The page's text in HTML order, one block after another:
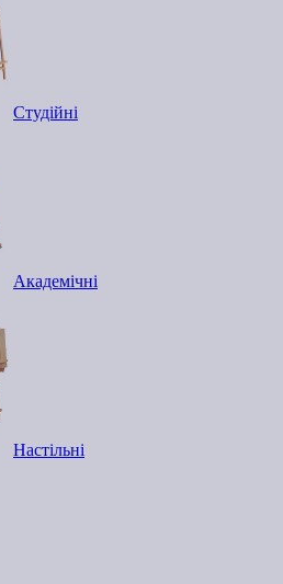
Студійні
Академічні
Настільні